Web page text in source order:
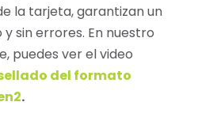
la tarjeta, garantizan un
sin errores. En nuestro
puedes ver el video
del formato
.